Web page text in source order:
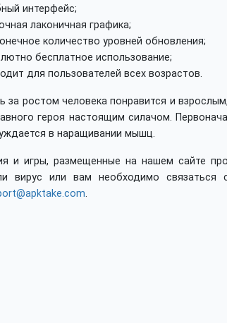
интерфейс;
лаконичная графика;
количество уровней обновления;
бесплатное использование;
для пользователей всех возрастов.
за ростом человека понравится и
героя настоящим силачом.
в наращивании мышц.
и игры, размещенные на нашем сайте
вирус или вам необходимо
.